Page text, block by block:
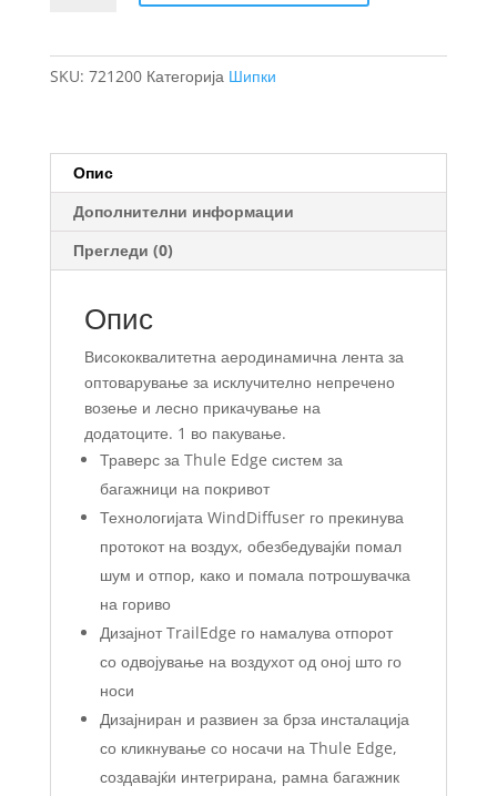
cm
количина
SKU: 721200 Категорија Шипки
Опис
Дополнителни информации
Прегледи (0)
Опис
Висококвалитетна аеродинамична лента за
оптоварување за исклучително непречено
возење и лесно прикачување на
додатоците. 1 во пакување.
Траверс за Thule Edge систем за
багажници на покривот
Технологијата WindDiffuser го прекинува
протокот на воздух, обезбедувајќи помал
шум и отпор, како и помала потрошувачка
на гориво
Дизајнот TrailEdge го намалува отпорот
со одвојување на воздухот од оној што го
носи
Дизајниран и развиен за брза инсталација
со кликнување со носачи на Thule Edge,
создавајќи интегрирана, рамна багажник